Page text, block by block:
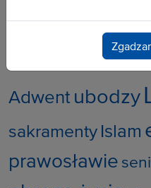
Zapowiedź
Popularne tematy:
Adwent ubodzy
sakramenty Islam
prawosławie